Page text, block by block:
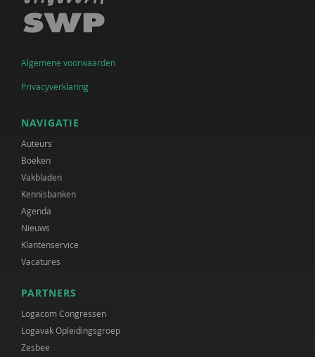
Algemene voorwaarden
Privacyverklaring
NAVIGATIE
Auteurs
Boeken
Vakbladen
Kennisbanken
Agenda
Nieuws
Klantenservice
Vacatures
PARTNERS
Logacom Congressen
Logavak Opleidingsgroep
Zesbee